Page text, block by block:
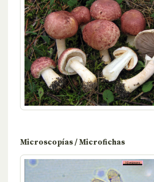
Microscopías / Microfichas